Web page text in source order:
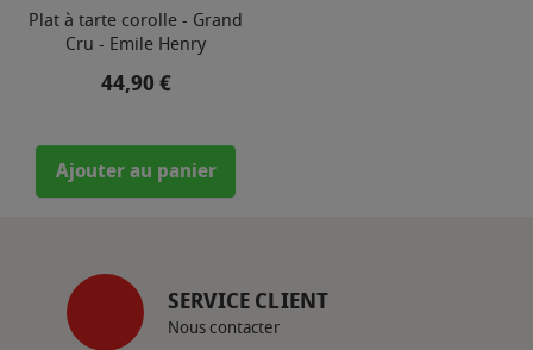
Plat à tarte corolle - Grand
Cru - Emile Henry
Prix
44,90 €
Ajouter au panier
SERVICE CLIENT
Nous contacter